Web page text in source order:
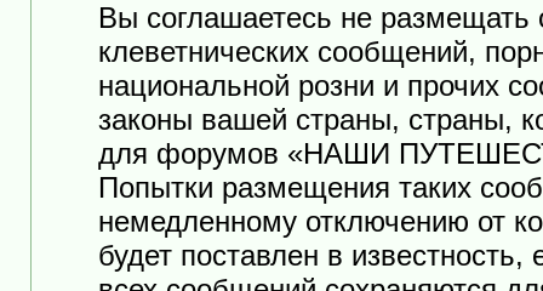
Вы соглашаетесь не
клеветнических сообщений,
национальной розни и прочих
законы вашей страны, страны,
для форумов «НАШИ
Попытки размещения таких
немедленному отключению от
будет поставлен в